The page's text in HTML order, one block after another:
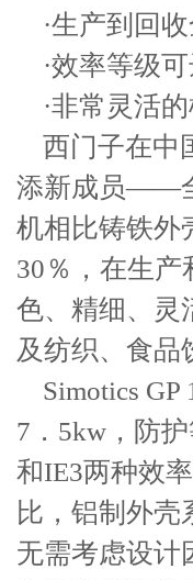
·生产到回
·效率等级
·非常灵活
西门子在中
添新成员——
机相比铸铁外
30％，在生
色、精细、灵
及纺织、食品
Simotics
7．5kw，防
和IE3两种效
比，铝制外
无需考虑设计